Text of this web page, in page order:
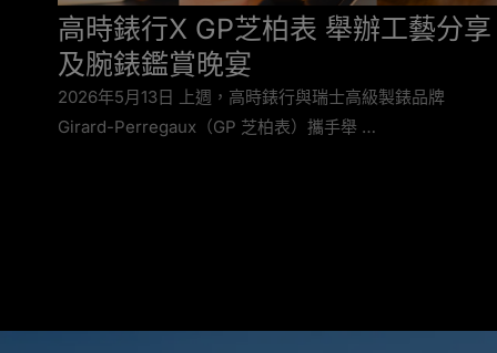
高時錶行X GP芝柏表 舉辦工藝分享
及腕錶鑑賞晚宴
2026年5月13日 上週，高時錶行與瑞士高級製錶品牌
Girard-Perregaux（GP 芝柏表）攜手舉 …